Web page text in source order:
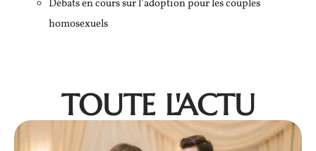
Débats en cours sur l’adoption pour les couples
homosexuels
TOUTE L'ACTU